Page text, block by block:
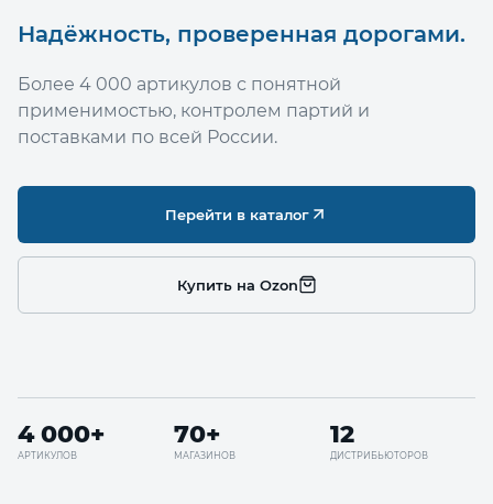
Надёжность, проверенная дорогами.
Более 4 000 артикулов с понятной
применимостью, контролем партий и
поставками по всей России.
Перейти в каталог
Купить на Ozon
4 000+
АРТИКУЛОВ
70+
МАГАЗИНОВ
12
ДИСТРИБЬЮТОРОВ